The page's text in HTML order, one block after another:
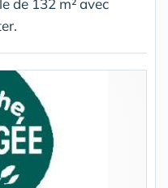
de 132 m² avec